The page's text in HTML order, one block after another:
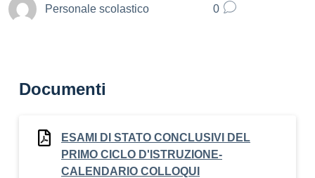
Personale scolastico 0
Documenti
ESAMI DI STATO CONCLUSIVI DEL
PRIMO CICLO D'ISTRUZIONE-
CALENDARIO COLLOQUI